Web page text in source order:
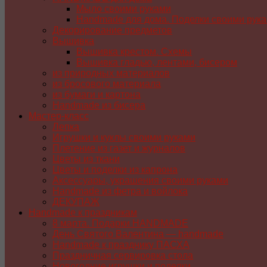
Мыло своими руками
Handmade для дома. Поделки своими
Декорирование предметов
Вышивка
Вышивка крестом. Схемы
Вышивка гладью, лентами, бисером
из природных материалов
из бросового материала
из бумаги и картона
Handmade из бисера
Мастер-класс
Лепка
Игрушки и куклы своими руками
Плетение из газет и журналов
Цветы из ткани
Цветы и поделки из капрона
Аксессуары, украшения своими руками
Handmade из фетра и войлока
ДЕКУПАЖ
Handmade к праздникам
8 марта. Подарки HANDMADE
День Святого Валентина — handmade
Handmade к празднику ПАСХA
Праздничная сервировка стола